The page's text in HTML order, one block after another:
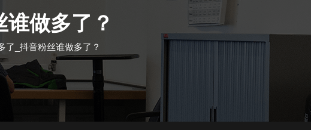
做多了？
了_抖音粉丝谁做多了？